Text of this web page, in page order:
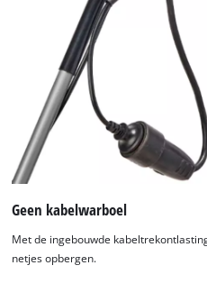
visitor. The
the site with
to the
Powered
Geen kabelwarboel
Met de ingebouwde
netjes opbergen.